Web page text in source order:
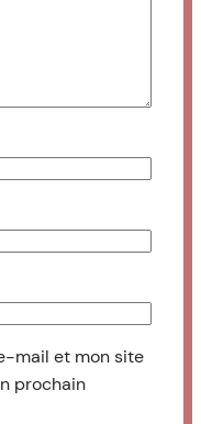
mail et mon site
prochain